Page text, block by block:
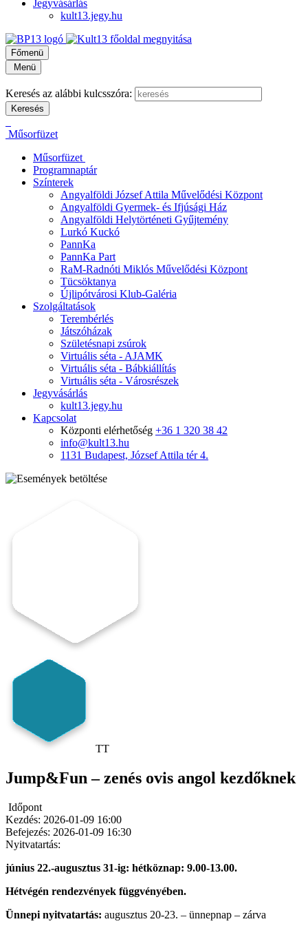
Jegyvásárlás
kult13.jegy.hu
Főmenü
Menü
Keresés az alábbi kulcsszóra:
Műsorfüzet
Műsorfüzet
Programnaptár
Színterek
Angyalföldi József Attila Művelődési Központ
Angyalföldi Gyermek- és Ifjúsági Ház
Angyalföldi Helytörténeti Gyűjtemény
Lurkó Kuckó
PannKa
PannKa Part
RaM-Radnóti Miklós Művelődési Központ
Tücsöktanya
Újlipótvárosi Klub-Galéria
Szolgáltatások
Terembérlés
Játszóházak
Születésnapi zsúrok
Virtuális séta - AJAMK
Virtuális séta - Bábkiállítás
Virtuális séta - Városrészek
Jegyvásárlás
kult13.jegy.hu
Kapcsolat
Központi elérhetőség +36 1 320 38 42
info@kult13.hu
1131 Budapest, József Attila tér 4.
TT
Jump&Fun – zenés ovis angol kezdőknek
Időpont
Kezdés: 2026-01-09 16:00
Befejezés: 2026-01-09 16:30
Nyitvatartás:
június 22.-augusztus 31-ig: hétköznap: 9.00-13.00.
Hétvégén rendezvények függvényében.
Ünnepi nyitvatartás: augusztus 20-23. – ünnepnap – zárva